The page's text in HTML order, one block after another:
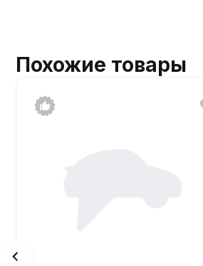
Похожие товары